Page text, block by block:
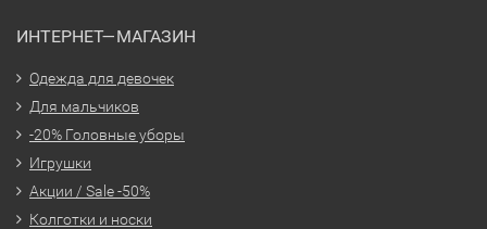
ИНТЕРНЕТ—МАГАЗИН
Одежда для девочек
Для мальчиков
-20% Головные уборы
Игрушки
Акции / Sale -50%
Колготки и носки